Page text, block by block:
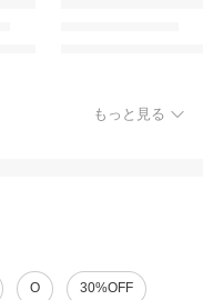
もっと見る
O 30%OFF